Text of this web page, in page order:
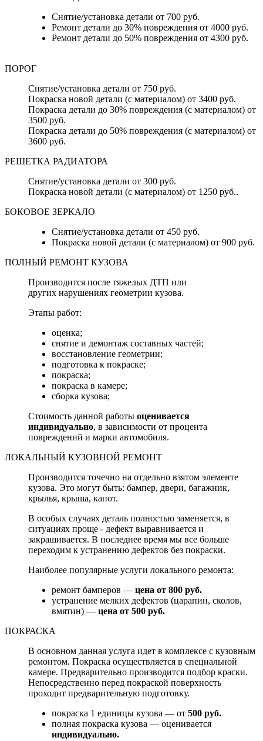
Снятие/установка детали от 700 руб.
Ремонт детали до 30% повреждения от 4000 руб.
Ремонт детали до 50% повреждения от 4300 руб.
ПОРОГ
Снятие/установка детали от 750 руб.
Покраска новой детали (с материалом) от 3400 руб.
Покраска детали до 30% повреждения (с материалом) от
3500 руб.
Покраска детали до 50% повреждения (с материалом) от
3600 руб.
РЕШЕТКА РАДИАТОРА
Снятие/установка детали от 300 руб.
Покраска новой детали (с материалом) от 1250 руб..
БОКОВОЕ ЗЕРКАЛО
Снятие/установка детали от 450 руб.
Покраска новой детали (с материалом) от 900 руб.
ПОЛНЫЙ РЕМОНТ КУЗОВА
Производится после тяжелых ДТП или
других нарушениях геометрии кузова.
Этапы работ:
оценка;
снятие и демонтаж составных частей;
восстановление геометрии;
подготовка к покраске;
покраска;
покраска в камере;
сборка кузова;
Стоимость данной работы оценивается
индивидуально, в зависимости от процента
повреждений и марки автомобиля.
ЛОКАЛЬНЫЙ КУЗОВНОЙ РЕМОНТ
Производится точечно на отдельно взятом элементе
кузова. Это могут быть: бампер, двери, багажник,
крылья, крыша, капот.
В особых случаях деталь полностью заменяется, в
ситуациях проще - дефект выравнивается и
закрашивается. В последнее время мы все больше
переходим к устранению дефектов без покраски.
Наиболее популярные услуги локального ремонта:
ремонт бамперов — цена от 800 руб.
устранение мелких дефектов (царапин, сколов,
вмятин) — цена от 500 руб.
ПОКРАСКА
В основном данная услуга идет в комплексе с кузовным
ремонтом. Покраска осуществляется в специальной
камере. Предварительно производится подбор краски.
Непосредственно перед покраской поверхность
проходит предварительную подготовку.
покраска 1 единицы кузова — от 500 руб.
полная покраска кузова — оценивается
индивидуально.